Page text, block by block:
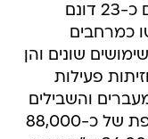
במפלס הרחוב, ובמסגרתה מוקצים כ-23 דונם
כמרחבים
שונים והן
פעילות
והשבילים
באזור. כמו כן, התכנית כוללת תוספת של כ-88,000